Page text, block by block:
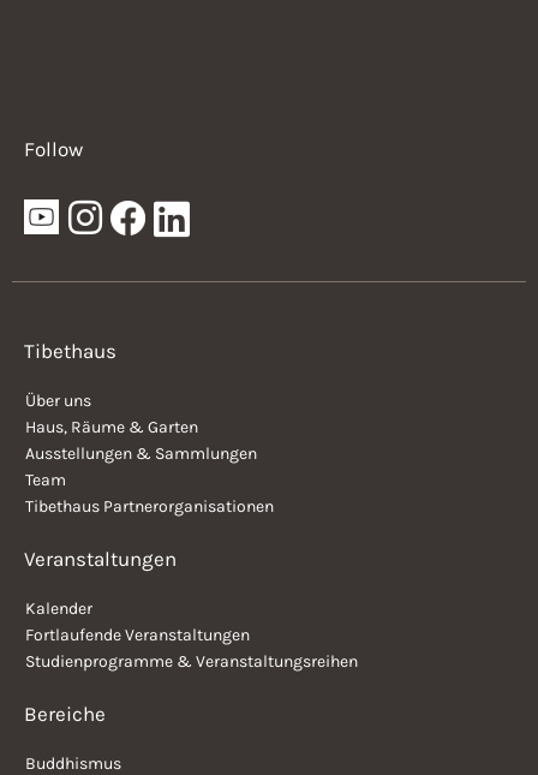
Follow
Tibethaus
Über uns
Haus, Räume & Garten
Ausstellungen & Sammlungen
Team
Tibethaus Partnerorganisationen
Veranstaltungen
Kalender
Fortlaufende Veranstaltungen
Studienprogramme & Veranstaltungsreihen
Bereiche
Buddhismus